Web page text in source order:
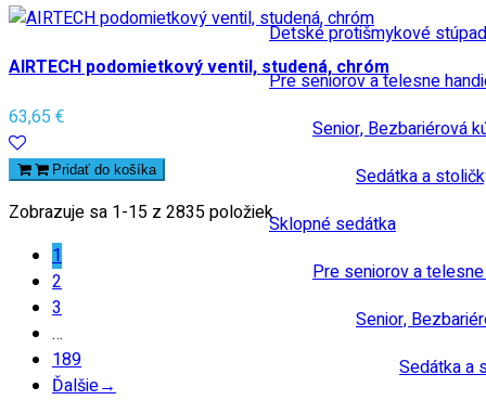
Detské protišmykové
Pre seniorov a telesne
Senior, Bezbariérová
Sedátka a
Sklopné sedátka
Pre seniorov a
Senior,
Sedátka a
AIRTECH podomietkový ventil, studená, chróm
63,65 €
Pridať do košíka
Zobrazuje sa 1-15 z 2835 položiek
1
2
3
…
189
Ďalšie→